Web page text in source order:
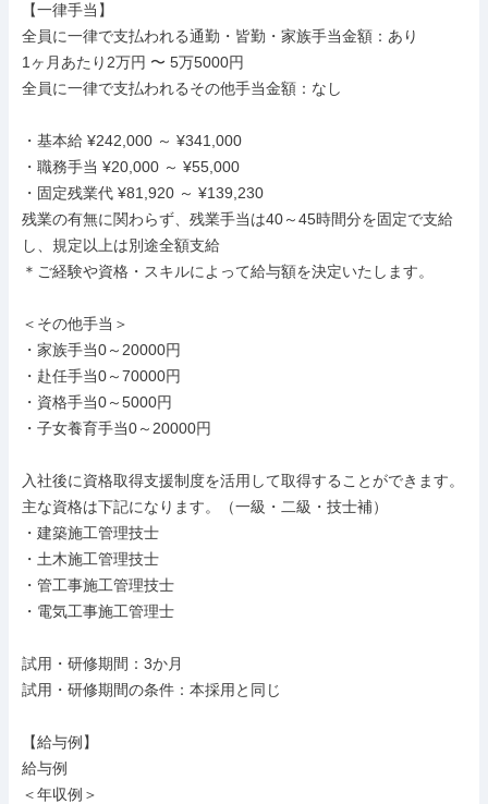
【一律手当】
全員に一律で支払われる通勤・皆勤・家族手当金額：あり
1ヶ月あたり2万円 〜 5万5000円
全員に一律で支払われるその他手当金額：なし
・基本給 ¥242,000 ～ ¥341,000
・職務手当 ¥20,000 ～ ¥55,000
・固定残業代 ¥81,920 ～ ¥139,230
残業の有無に関わらず、残業手当は40～45時間分を固定で支給
し、規定以上は別途全額支給
＊ご経験や資格・スキルによって給与額を決定いたします。
＜その他手当＞
・家族手当0～20000円
・赴任手当0～70000円
・資格手当0～5000円
・子女養育手当0～20000円
入社後に資格取得支援制度を活用して取得することができます。
主な資格は下記になります。（一級・二級・技士補）
・建築施工管理技士
・土木施工管理技士
・管工事施工管理技士
・電気工事施工管理士
試用・研修期間：3か月
試用・研修期間の条件：本採用と同じ
【給与例】
給与例
＜年収例＞